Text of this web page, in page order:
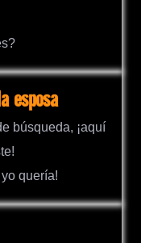
esposa
búsqueda, ¡aquí
quería!